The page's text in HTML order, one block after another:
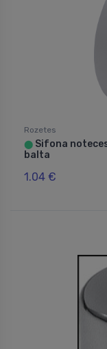
Rozetes
⬤ Sifona
balta
1.04 €